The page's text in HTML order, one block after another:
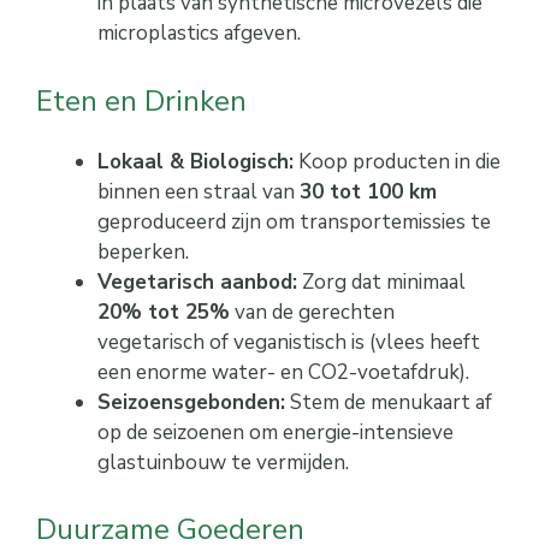
microplastics afgeven.
Eten en Drinken
Lokaal & Biologisch: Koop producten in die
binnen een straal van 30 tot 100 km
geproduceerd zijn om transportemissies te
beperken.
Vegetarisch aanbod: Zorg dat minimaal
20% tot 25% van de gerechten
vegetarisch of veganistisch is (vlees heeft
een enorme water- en CO2-voetafdruk).
Seizoensgebonden:Stem de menukaart af
op de seizoenen om energie-intensieve
glastuinbouw te vermijden.
Duurzame Goederen